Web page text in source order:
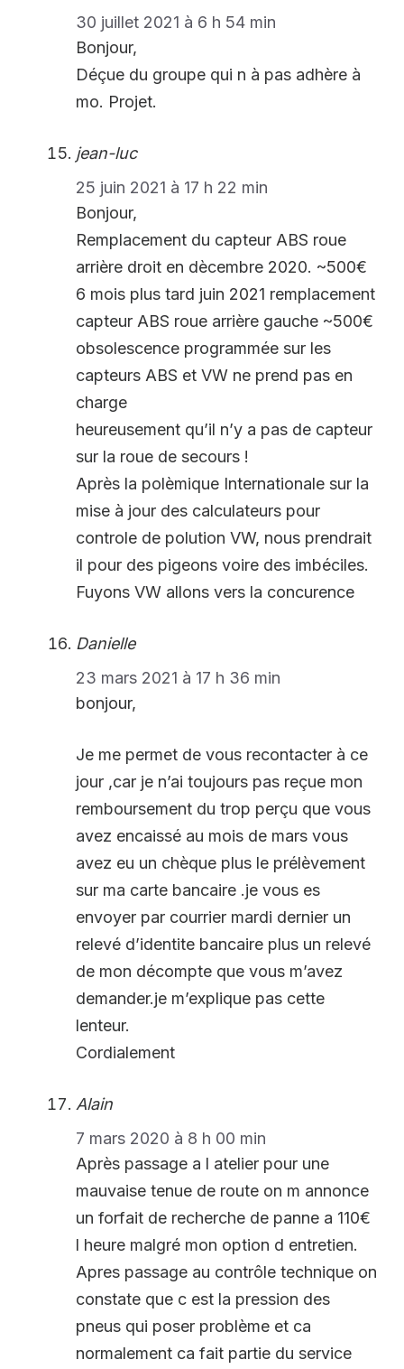
30 juillet 2021 à 6 h 54 min
Bonjour,
Déçue du groupe qui n à pas adhère à
mo. Projet.
jean-luc
25 juin 2021 à 17 h 22 min
Bonjour,
Remplacement du capteur ABS roue
arrière droit en dècembre 2020. ~500€
6 mois plus tard juin 2021 remplacement
capteur ABS roue arrière gauche ~500€
obsolescence programmée sur les
capteurs ABS et VW ne prend pas en
charge
heureusement qu’il n’y a pas de capteur
sur la roue de secours !
Après la polèmique Internationale sur la
mise à jour des calculateurs pour
controle de polution VW, nous prendrait
il pour des pigeons voire des imbéciles.
Fuyons VW allons vers la concurence
Danielle
23 mars 2021 à 17 h 36 min
bonjour,
Je me permet de vous recontacter à ce
jour ,car je n’ai toujours pas reçue mon
remboursement du trop perçu que vous
avez encaissé au mois de mars vous
avez eu un chèque plus le prélèvement
sur ma carte bancaire .je vous es
envoyer par courrier mardi dernier un
relevé d’identite bancaire plus un relevé
de mon décompte que vous m’avez
demander.je m’explique pas cette
lenteur.
Cordialement
Alain
7 mars 2020 à 8 h 00 min
Après passage a l atelier pour une
mauvaise tenue de route on m annonce
un forfait de recherche de panne a 110€
l heure malgré mon option d entretien.
Apres passage au contrôle technique on
constate que c est la pression des
pneus qui poser problème et ca
normalement ca fait partie du service